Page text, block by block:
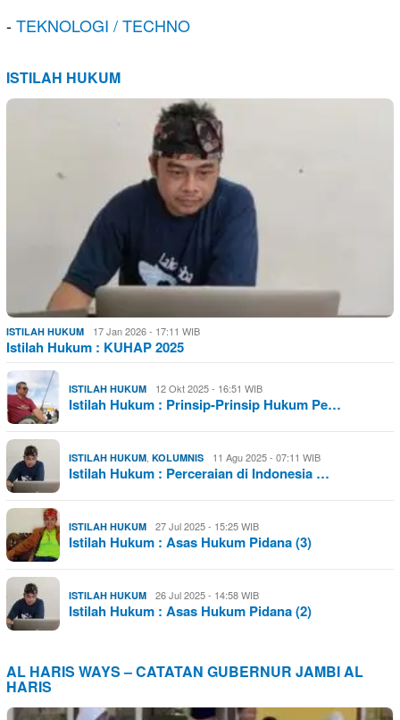
-TEKNOLOGI / TECHNO
ISTILAH HUKUM
ISTILAH HUKUM 17 Jan 2026 - 17:11 WIB
Istilah Hukum : KUHAP 2025
ISTILAH HUKUM 12 Okt 2025 - 16:51 WIB
Istilah Hukum : Prinsip-Prinsip Hukum Pe…
ISTILAH HUKUM, KOLUMNIS 11 Agu 2025 - 07:11 WIB
Istilah Hukum : Perceraian di Indonesia …
ISTILAH HUKUM 27 Jul 2025 - 15:25 WIB
Istilah Hukum : Asas Hukum Pidana (3)
ISTILAH HUKUM 26 Jul 2025 - 14:58 WIB
Istilah Hukum : Asas Hukum Pidana (2)
AL HARIS WAYS – CATATAN GUBERNUR JAMBI AL
HARIS